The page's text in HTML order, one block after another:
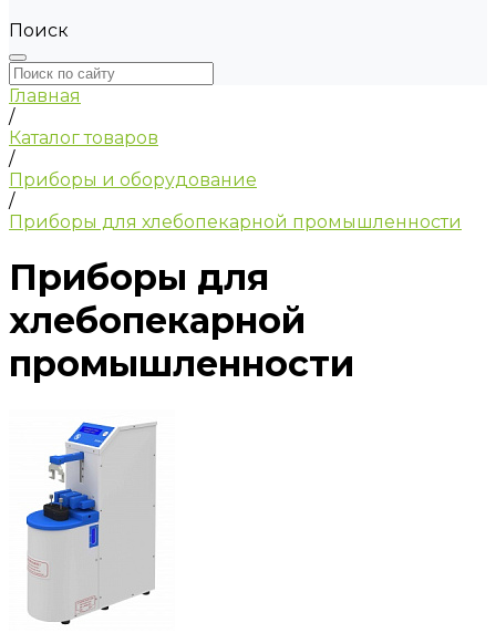
Поиск
Главная
/
Каталог товаров
/
Приборы и оборудование
/
Приборы для хлебопекарной промышленности
Приборы для
хлебопекарной
промышленности